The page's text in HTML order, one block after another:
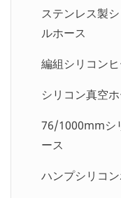
食品吸引・排出
薬品吸引・排
ゴム製ウォータ
ゴム製ガーデ
（CNG）ホース
ス（CNG）ホー
SAE J30R9 燃
アウターファ
燃料ホース
PU燃料ライン
油圧ホース
/ 2SC / R16 / R17
油圧ホース
3TE
ステンレス製
ルホース
編組シリコン
シリコン真空
76/1000mmシ
ース
ハンプシリコ